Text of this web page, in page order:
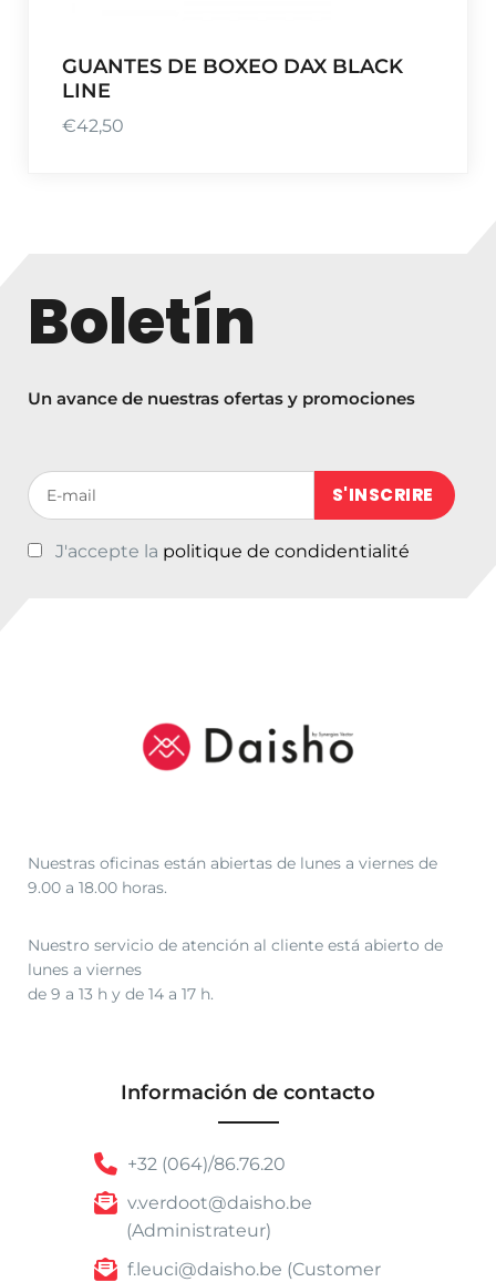
GUANTES DE BOXEO DAX BLACK
LINE
€42,50
Boletín
Un avance de nuestras ofertas y promociones
Votre adresse de messagerie (obligatoire)
J'accepte la politique de condidentialité
Nuestras oficinas están abiertas de lunes a viernes de
9.00 a 18.00 horas.
Nuestro servicio de atención al cliente está abierto de
lunes a viernes
de 9 a 13 h y de 14 a 17 h.
Información de contacto
+32 (064)/86.76.20
v.verdoot@daisho.be
(Administrateur)
f.leuci@daisho.be (Customer